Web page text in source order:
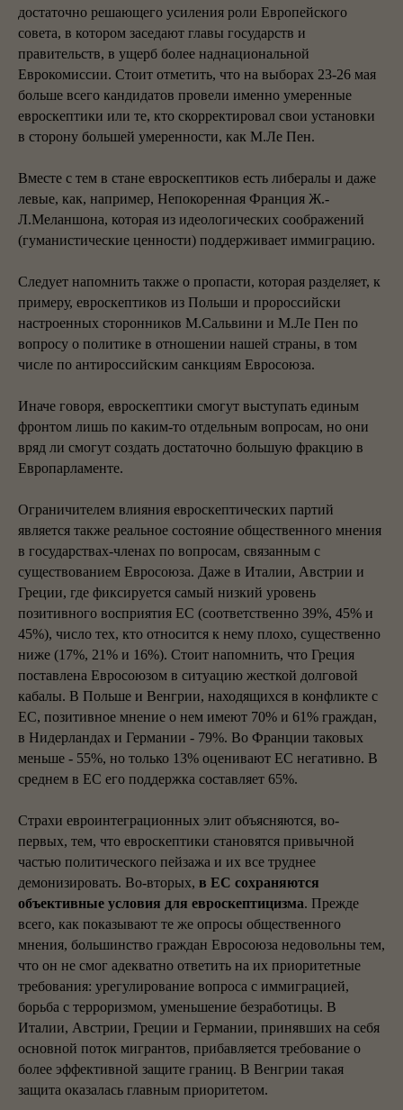
достаточно решающего усиления роли Европейского
совета, в котором заседают главы государств и
правительств, в ущерб более наднациональной
Еврокомиссии. Стоит отметить, что на выборах 23-26 мая
больше всего кандидатов провели именно умеренные
евроскептики или те, кто скорректировал свои установки
в сторону большей умеренности, как М.Ле Пен.
Вместе с тем в стане евроскептиков есть либералы и даже
левые, как, например, Непокоренная Франция Ж.-
Л.Меланшона, которая из идеологических соображений
(гуманистические ценности) поддерживает иммиграцию.
Следует напомнить также о пропасти, которая разделяет, к
примеру, евроскептиков из Польши и пророссийски
настроенных сторонников М.Сальвини и М.Ле Пен по
вопросу о политике в отношении нашей страны, в том
числе по антироссийским санкциям Евросоюза.
Иначе говоря, евроскептики смогут выступать единым
фронтом лишь по каким-то отдельным вопросам, но они
вряд ли смогут создать достаточно большую фракцию в
Европарламенте.
Ограничителем влияния евроскептических партий
является также реальное состояние общественного мнения
в государствах-членах по вопросам, связанным с
существованием Евросоюза. Даже в Италии, Австрии и
Греции, где фиксируется самый низкий уровень
позитивного восприятия ЕС (соответственно 39%, 45% и
45%), число тех, кто относится к нему плохо, существенно
ниже (17%, 21% и 16%). Стоит напомнить, что Греция
поставлена Евросоюзом в ситуацию жесткой долговой
кабалы. В Польше и Венгрии, находящихся в конфликте с
ЕС, позитивное мнение о нем имеют 70% и 61% граждан,
в Нидерландах и Германии - 79%. Во Франции таковых
меньше - 55%, но только 13% оценивают ЕС негативно. В
среднем в ЕС его поддержка составляет 65%.
Страхи евроинтеграционных элит объясняются, во-
первых, тем, что евроскептики становятся привычной
частью политического пейзажа и их все труднее
демонизировать. Во-вторых, в ЕС сохраняются
объективные условия для евроскептицизма. Прежде
всего, как показывают те же опросы общественного
мнения, большинство граждан Евросоюза недовольны тем,
что он не смог адекватно ответить на их приоритетные
требования: урегулирование вопроса с иммиграцией,
борьба с терроризмом, уменьшение безработицы. В
Италии, Австрии, Греции и Германии, принявших на себя
основной поток мигрантов, прибавляется требование о
более эффективной защите границ. В Венгрии такая
защита оказалась главным приоритетом.